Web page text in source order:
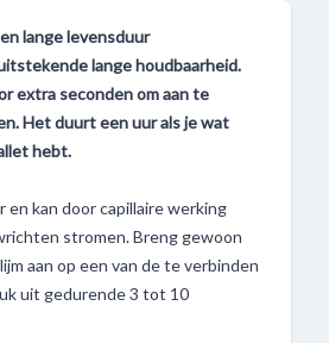
lange levensduur
lange houdbaarheid.
extra seconden om aan te
Het duurt een uur als je wat
hebt.
en kan door capillaire werking
stromen. Breng gewoon
aan op een van de te verbinden
uit gedurende 3 tot 10